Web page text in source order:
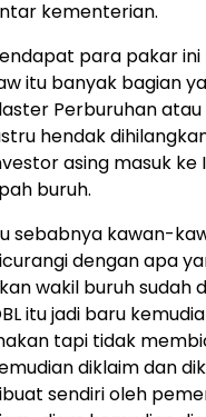
kementerian.
para pakar ini
itu banyak bagian
Perburuhan
hendak
asing masuk
buruh.
sebabnya kawan-
dengan apa
wakil buruh sudah
itu jadi baru
tapi tidak
diklaim dan
sendiri oleh